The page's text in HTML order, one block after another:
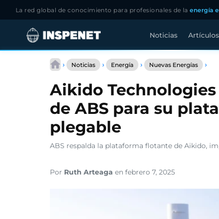
La red global de conocimiento para profesionales de laenergía
Noticias Artículos
› Noticias › Energía › Nuevas Energías ›
la
de
Aikido
de ABS para su
plegable
ABS respalda la plataforma flotante de Aikido,
Por Ruth Arteaga en febrero 7, 2025